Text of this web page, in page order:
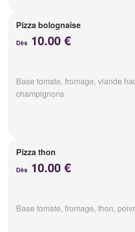
Pizza bolognaise
Dès 10.00 €
Base tomate, fromage, viande
champignons
Pizza thon
Dès 10.00 €
Base tomate, fromage, thon,